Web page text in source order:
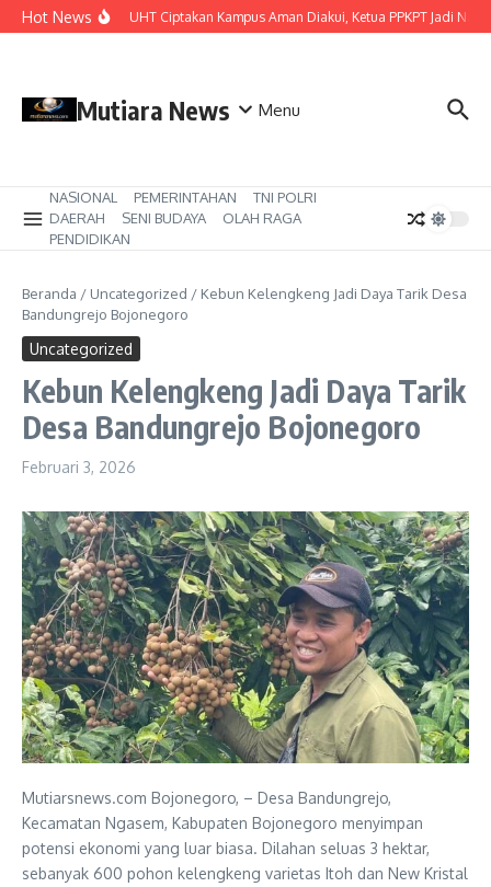
Lewati ke konten
Hot NewsKomitmen UHT Ciptakan Kampus Aman Diakui, Ketua PPKPT Jadi
Mutiara News Menu
NASIONAL PEMERINTAHAN
TNI POLRI
DAERAH
SENI BUDAYA
OLAH RAGA
PENDIDIKAN
Beranda / Uncategorized / Kebun Kelengkeng Jadi Daya Tarik Desa
Bandungrejo Bojonegoro
Uncategorized
Kebun Kelengkeng Jadi Daya Tarik
Desa Bandungrejo Bojonegoro
Februari 3, 2026
Mutiarsnews.com Bojonegoro, – Desa Bandungrejo,
Kecamatan Ngasem, Kabupaten Bojonegoro menyimpan
potensi ekonomi yang luar biasa. Dilahan seluas 3 hektar,
sebanyak 600 pohon kelengkeng varietas Itoh dan New Kristal